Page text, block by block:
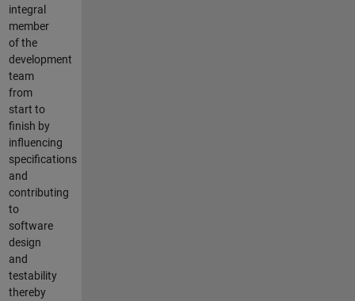
integral
member
of the
development
team
from
start to
finish by
influencing
specifications
and
contributing
to
software
design
and
testability
thereby